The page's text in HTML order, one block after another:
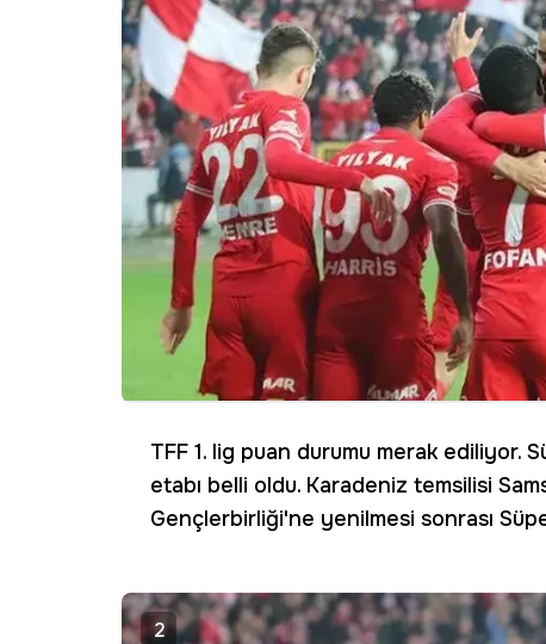
TFF 1. lig puan durumu merak ediliyor.
etabı belli oldu. Karadeniz temsilisi
Gençlerbirliği'ne yenilmesi sonrası
2